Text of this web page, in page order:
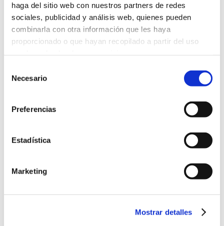
haga del sitio web con nuestros partners de redes
sociales, publicidad y análisis web, quienes pueden
combinarla con otra información que les haya
proporcionado o que hayan recopilado a partir del uso
Más información
Necesario
Preferencias
Estadística
Marketing
Mostrar detalles